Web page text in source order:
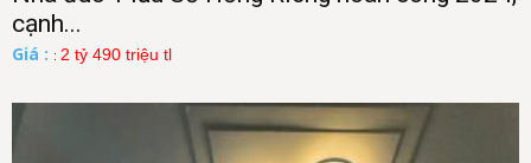
cạnh...
Giá : : 2 tỷ 490 triệu tl